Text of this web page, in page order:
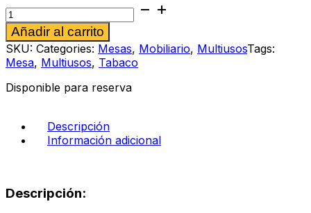
Mesa
multiusos
111
color
nogal
cantidad
Añadir al carrito
SKU: Categories: Mesas, Mobiliario, MultiusosTags:
Mesa, Multiusos, Tabaco
Disponible para reserva
Descripción
Información adicional
Descripción: